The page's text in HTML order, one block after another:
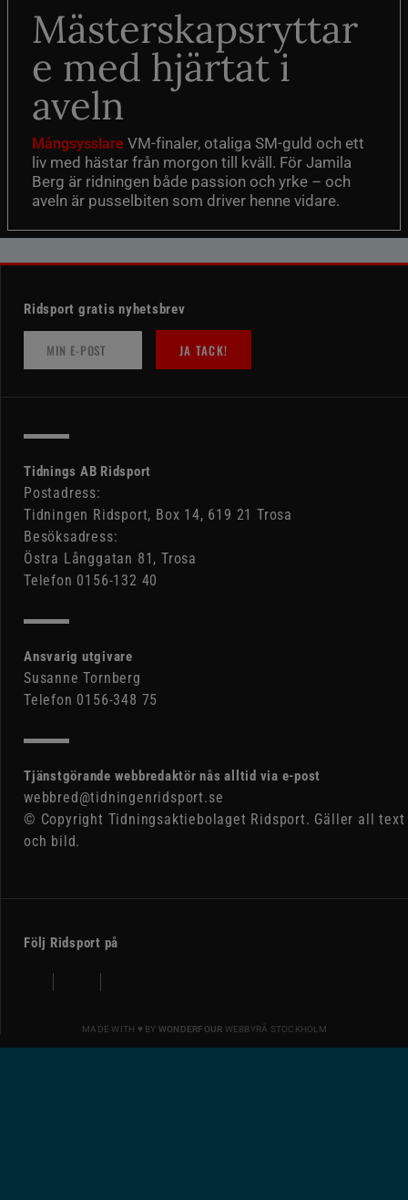
Mästerskapsryttar
e med hjärtat i
aveln
Mångsysslare VM-finaler, otaliga SM-guld och ett
liv med hästar från morgon till kväll. För Jamila
Berg är ridningen både passion och yrke – och
aveln är pusselbiten som driver henne vidare.
Ridsport gratis nyhetsbrev
JA TACK!
Tidnings AB Ridsport
Postadress:
Tidningen Ridsport, Box 14, 619 21 Trosa
Besöksadress:
Östra Långgatan 81, Trosa
Telefon 0156-132 40
Ansvarig utgivare
Susanne Tornberg
Telefon 0156-348 75
Tjänstgörande webbredaktör nås alltid via e-post
webbred@tidningenridsport.se
© Copyright Tidningsaktiebolaget Ridsport. Gäller all text
och bild.
Följ Ridsport på
MADE WITH ♥ BY WONDERFOUR WEBBYRÅ STOCKHOLM